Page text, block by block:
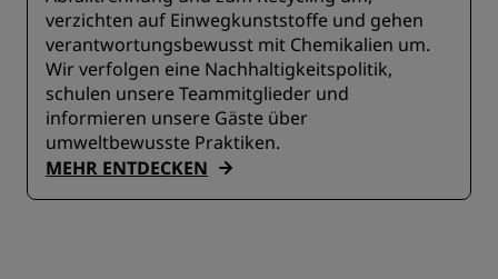
verzichten auf Einwegkunststoffe und gehen
verantwortungsbewusst mit Chemikalien um.
Wir verfolgen eine Nachhaltigkeitspolitik,
schulen unsere Teammitglieder und
informieren unsere Gäste über
umweltbewusste Praktiken.
MEHR ENTDECKEN